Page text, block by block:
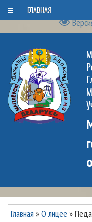
Пятница, 7 августа 2026
ГЛАВНАЯ
Главная »О лицее »